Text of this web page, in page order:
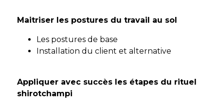
Maitriser les postures du travail au sol
Les postures de base
Installation du client et alternative
Appliquer avec succès les étapes du rituel
shirotchampi